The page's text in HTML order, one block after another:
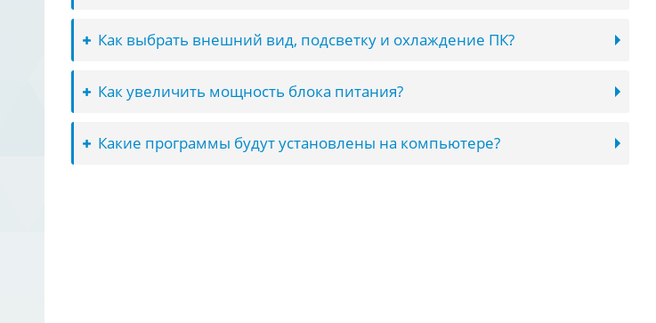
Как выбрать внешний вид, подсветку и охлаждение ПК?
Как увеличить мощность блока питания?
Какие программы будут установлены на компьютере?